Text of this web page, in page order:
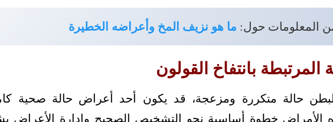
المعلومات حول: ما هو نزيف المخ وأعراضه الخطيرة
المرتبطة بانتفاخ القولون
حالة متكررة ومزعجة، قد يكون أحد أعراض حالة صحية
الأمراض خطوة أساسية نحو التشخيص الصحيح وإدارة الأعراض